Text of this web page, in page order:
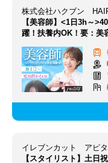
【美容師】<1日3h～
躍！扶養内OK！要：美
イレブンカット アピ
【スタイリスト】土日